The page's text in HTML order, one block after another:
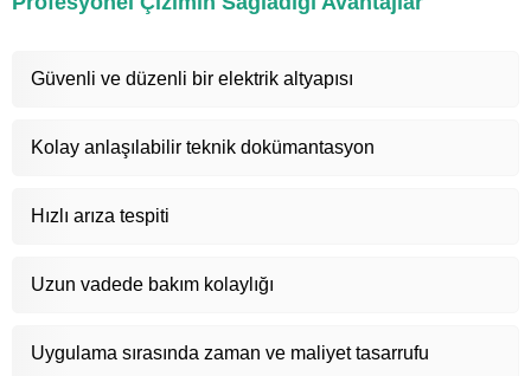
Güvenli ve düzenli bir elektrik altyapısı
Kolay anlaşılabilir teknik dokümantasyon
Hızlı arıza tespiti
Uzun vadede bakım kolaylığı
Uygulama sırasında zaman ve maliyet tasarrufu